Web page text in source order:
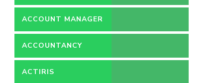
ACCOUNT MANAGER
ACCOUNTANCY
ACTIRIS